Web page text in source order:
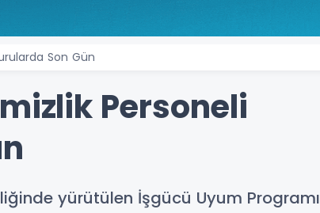
Son Gün
Personeli
yürütülen İşgücü Uyum Programı